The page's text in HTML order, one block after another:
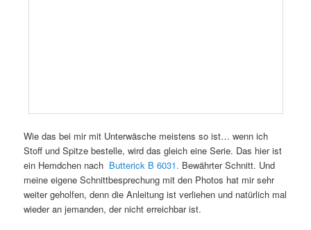
Wie das bei mir mit Unterwäsche meistens so ist… wenn ich
Stoff und Spitze bestelle, wird das gleich eine Serie. Das hier ist
ein Hemdchen nach Butterick B 6031. Bewährter Schnitt. Und
meine eigene Schnittbesprechung mit den Photos hat mir sehr
weiter geholfen, denn die Anleitung ist verliehen und natürlich mal
wieder an jemanden, der nicht erreichbar ist.